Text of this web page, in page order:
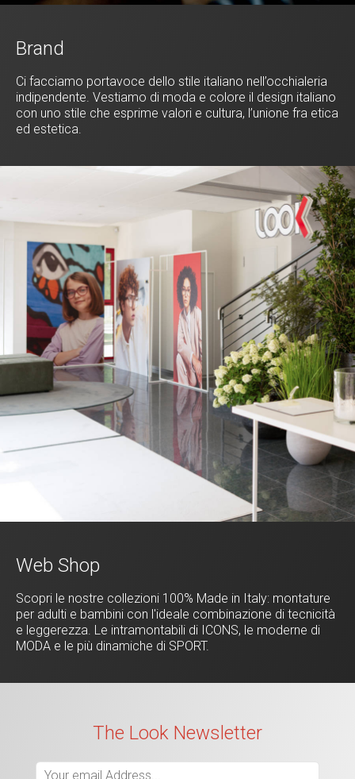
Brand
Ci facciamo portavoce dello stile italiano nell’occhialeria
indipendente. Vestiamo di moda e colore il design italiano
con uno stile che esprime valori e cultura, l’unione fra etica
ed estetica.
Web Shop
Scopri le nostre collezioni 100% Made in Italy: montature
per adulti e bambini con l'ideale combinazione di tecnicità
e leggerezza. Le intramontabili di ICONS, le moderne di
MODA e le più dinamiche di SPORT.
The Look Newsletter